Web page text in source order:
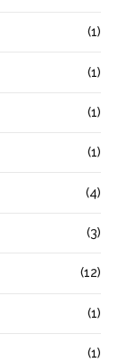
(1)
(1)
(1)
(1)
(4)
(3)
(12)
(1)
(1)